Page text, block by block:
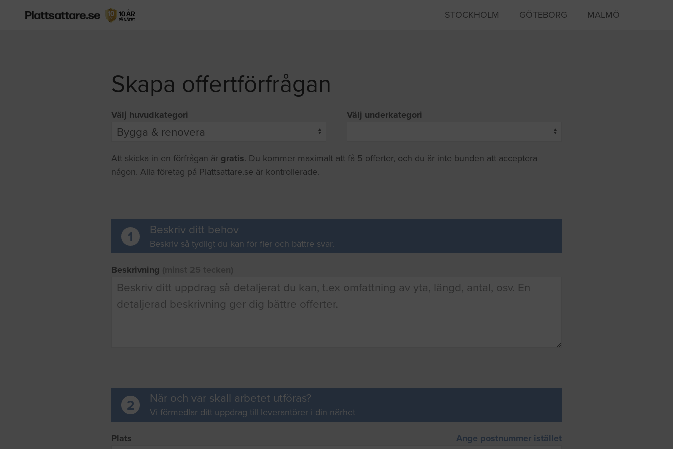
STOCKHOLM GÖTEBORG MALMÖ
Skapa offertförfrågan
Välj huvudkategori Välj underkategori
Att skicka in en förfrågan är gratis. Du kommer maximalt att få 5 offerter, och du är inte bunden att acceptera
någon. Alla företag på Plattsattare.se är kontrollerade.
1 Beskriv ditt behov
Beskriv så tydligt du kan för fler och bättre svar.
Beskrivning
2 När och var skall arbetet utföras?
Vi förmedlar ditt uppdrag till leverantörer i din närhet
Plats Ange postnummer istället